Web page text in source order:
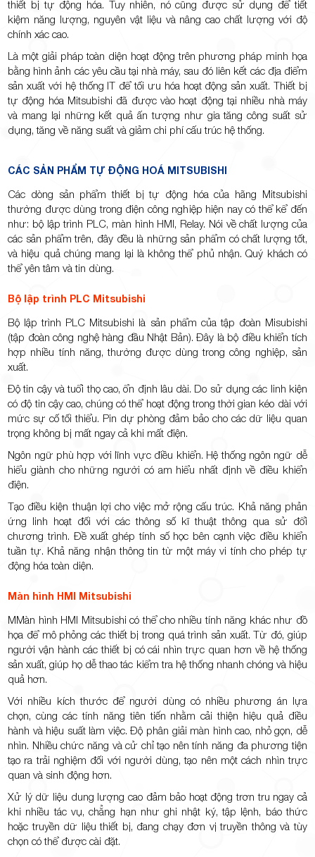
thiết bị tự động hóa. Tuy nhiên, nó cũng được sử dụng để tiết
kiệm năng lượng, nguyên vật liệu và nâng cao chất lượng với độ
chính xác cao.
Là một giải pháp toàn diện hoạt động trên phương pháp minh họa
bằng hình ảnh các yêu cầu tại nhà máy, sau đó liên kết các địa điểm
sản xuất với hệ thống IT để tối ưu hóa hoạt động sản xuất. Thiết bị
tự động hóa Mitsubishi đã được vào hoạt động tại nhiều nhà máy
và mang lại những kết quả ấn tượng như gia tăng công suất sử
dụng, tăng về năng suất và giảm chi phí cấu trúc hệ thống.
CÁC SẢN PHẨM TỰ ĐỘNG HOÁ MITSUBISHI
Các dòng sản phẩm thiết bị tự động hóa của hãng Mitsubishi
thường được dùng trong điện công nghiệp hiện nay có thể kể đến
như: bộ lập trình PLC, màn hình HMI, Relay. Nói về chất lượng của
các sản phẩm trên, đây đều là những sản phẩm có chất lượng tốt,
và hiệu quả chúng mang lại là không thể phủ nhận. Quý khách có
thể yên tâm và tin dùng.
Bộ lập trình PLC Mitsubishi
Bộ lập trình PLC Mitsubishi là sản phẩm của tập đoàn Misubishi
(tập đoàn công nghệ hàng đầu Nhật Bản). Đây là bộ điều khiển tích
hợp nhiều tính năng, thường được dùng trong công nghiệp, sản
xuất.
Độ tin cậy và tuổi thọ cao, ổn định lâu dài. Do sử dụng các linh kiện
có độ tin cậy cao, chúng có thể hoạt động trong thời gian kéo dài với
mức sự cố tối thiểu. Pin dự phòng đảm bảo cho các dữ liệu quan
trọng không bị mất ngay cả khi mất điện.
Ngôn ngữ phù hợp với lĩnh vực điều khiển. Hệ thống ngôn ngữ dễ
hiểu giành cho những người có am hiểu nhất định về điều khiển
điện.
Tạo điều kiện thuận lợi cho việc mở rộng cấu trúc. Khả năng phản
ứng linh hoạt đối với các thông số kĩ thuật thông qua sử đổi
chương trình. Đề xuất ghép tính số học bên cạnh việc điều khiển
tuần tự. Khả năng nhận thông tin từ một máy vi tính cho phép tự
động hóa toàn diện.
Màn hình HMI Mitsubishi
MMàn hình HMI Mitsubishi có thể cho nhiều tính năng khác như đồ
họa để mô phỏng các thiết bị trong quá trình sản xuất. Từ đó, giúp
người vận hành các thiết bị có cái nhìn trực quan hơn về hệ thống
sản xuất, giúp họ dễ thao tác kiểm tra hệ thống nhanh chóng và hiệu
quả hơn.
Với nhiều kích thước để người dùng có nhiều phương án lựa
chọn, cùng các tính năng tiên tiến nhằm cải thiện hiệu quả điều
hành và hiệu suất làm việc. Độ phân giải màn hình cao, nhỏ gọn, dễ
nhìn. Nhiều chức năng và cử chỉ tạo nên tính năng đa phương tiện
tạo ra trải nghiệm đối với người dùng, tạo nên một cách nhìn trực
quan và sinh động hơn.
Xử lý dữ liệu dung lượng cao đảm bảo hoạt động trơn tru ngay cả
khi nhiều tác vụ, chẳng hạn như ghi nhật ký, tập lệnh, báo thức
hoặc truyền dữ liệu thiết bị, đang chạy đơn vị truyền thông và tùy
chọn có thể được cài đặt.